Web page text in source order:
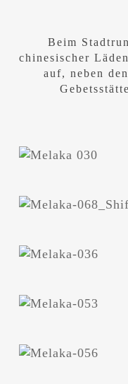
Beim
chinesischer
auf, neben